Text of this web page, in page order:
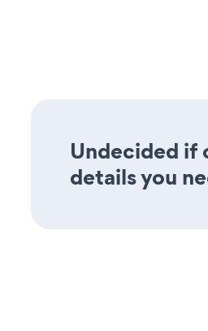
Undecided if
details you